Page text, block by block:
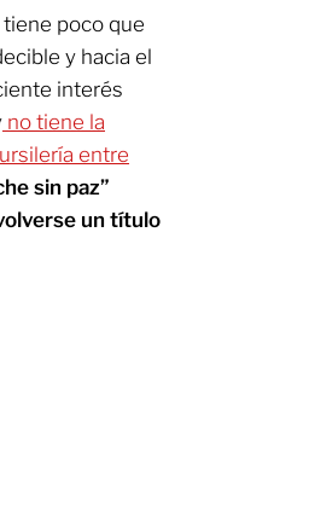
poco que
y hacia el
interés
no tiene la
entre
sin paz”
un título